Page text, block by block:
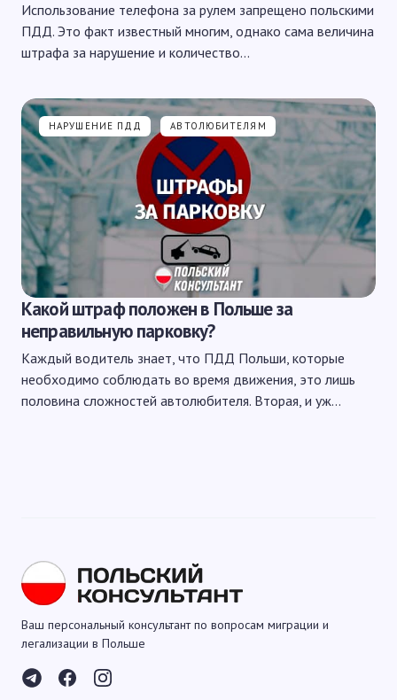
Использование телефона за рулем запрещено польскими
ПДД. Это факт известный многим, однако сама величина
штрафа за нарушение и количество…
НАРУШЕНИЕ ПДД АВТОЛЮБИТЕЛЯМ
Какой штраф положен в Польше за
неправильную парковку?
Каждый водитель знает, что ПДД Польши, которые
необходимо соблюдать во время движения, это лишь
половина сложностей автолюбителя. Вторая, и уж…
Ваш персональный консультант по вопросам миграции и
легализации в Польше